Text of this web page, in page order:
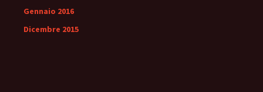
Gennaio 2016
Dicembre 2015